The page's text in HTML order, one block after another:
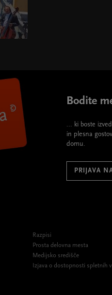
Bodite
... ki boste
in plesna
domu.
PRIJAVA
Razpisi
Prosta delovna mesta
Medijsko središče
Izjava o dostopnosti spletnih